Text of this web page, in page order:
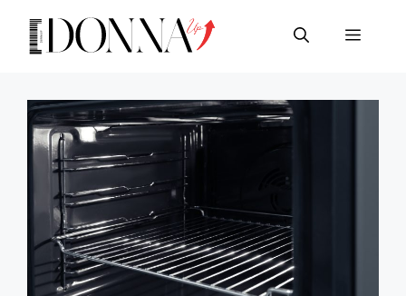
contenuto
Menu